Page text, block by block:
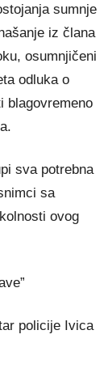
sumnje
iz člana
osumnjičeni
odluka o
blagovremeno
sva potrebna
sa
ovog
policije Ivica